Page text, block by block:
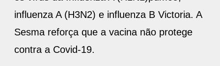
contra a Covid-19.